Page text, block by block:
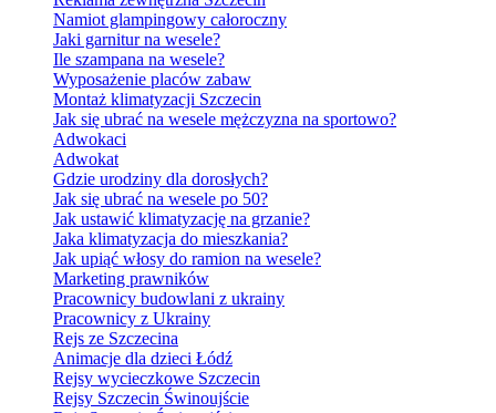
Namiot glampingowy całoroczny
Jaki garnitur na wesele?
Ile szampana na wesele?
Wyposażenie placów zabaw
Montaż klimatyzacji Szczecin
Jak się ubrać na wesele mężczyzna na sportowo?
Adwokaci
Adwokat
Gdzie urodziny dla dorosłych?
Jak się ubrać na wesele po 50?
Jak ustawić klimatyzację na grzanie?
Jaka klimatyzacja do mieszkania?
Jak upiąć włosy do ramion na wesele?
Marketing prawników
Pracownicy budowlani z ukrainy
Pracownicy z Ukrainy
Rejs ze Szczecina
Animacje dla dzieci Łódź
Rejsy wycieczkowe Szczecin
Rejsy Szczecin Świnoujście